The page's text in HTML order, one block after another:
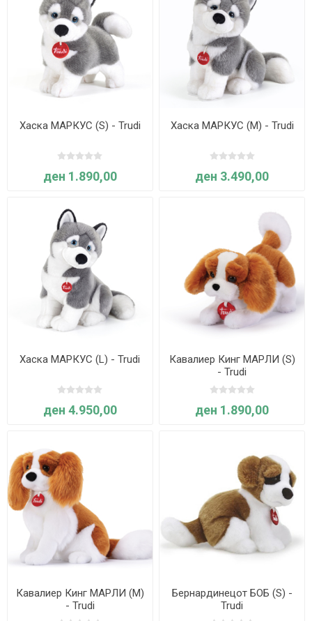
Хаска МАРКУС (S) - Trudi
ден 1.890,00
Хаска МАРКУС (M) - Trudi
ден 3.490,00
Хаска МАРКУС (L) - Trudi
ден 4.950,00
Кавалиер Кинг МАРЛИ (S)
- Trudi
ден 1.890,00
Кавалиер Кинг МАРЛИ (M)
- Trudi
Бернардинецот БОБ (S) -
Trudi